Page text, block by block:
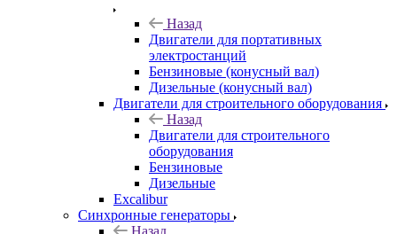
Назад
Двигатели для портативных
электростанций
Бензиновые (конусный вал)
Дизельные (конусный вал)
Двигатели для строительного оборудования
Назад
Двигатели для строительного
оборудования
Бензиновые
Дизельные
Excalibur
Синхронные генераторы
Назад